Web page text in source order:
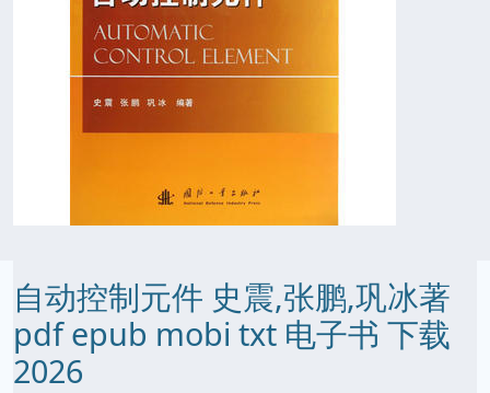
自动控制元件 史震,张鹏,巩冰著
pdf epub mobi txt 电子书 下载
2026